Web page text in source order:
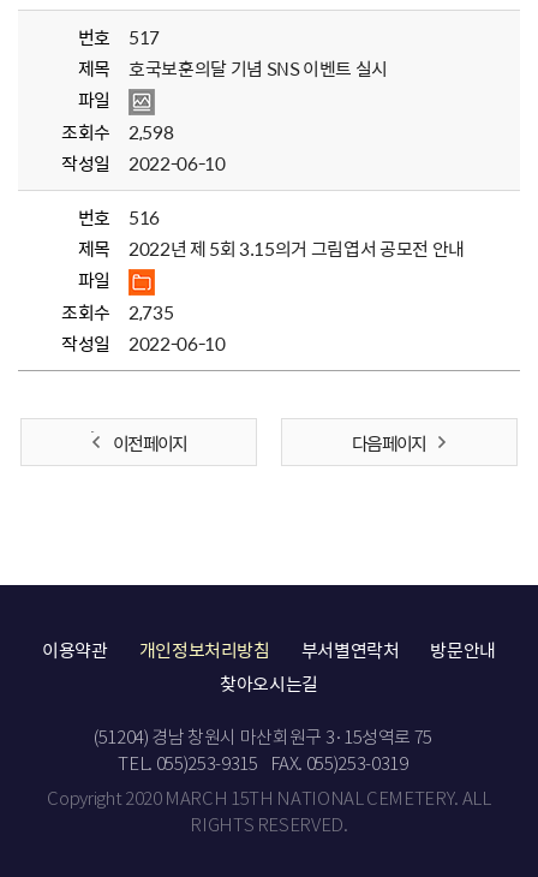
번호
517
제목
호국보훈의달 기념 SNS 이벤트 실시
파일
조회수
2,598
작성일
2022-06-10
번호
516
제목
2022년 제 5회 3.15의거 그림엽서 공모전 안내
파일
조회수
2,735
작성일
2022-06-10
이전 페이지 다음 페이지
이용약관 개인정보처리방침 부서별연락처
방문안내
찾아오시는길
(51204) 경남 창원시 마산회원구 3·15성역로 75
TEL. 055)253-9315
FAX. 055)253-0319
Copyright 2020 MARCH 15TH NATIONAL CEMETERY. ALL
RIGHTS RESERVED.